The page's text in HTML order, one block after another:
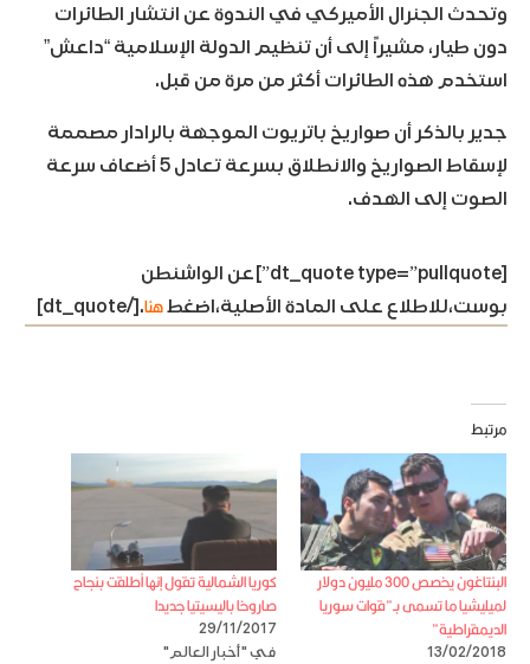
وتحدث الجنرال الأميركي في الندوة عن انتشار الطائرات
دون طيار، مشيراً إلى أن تنظيم الدولة الإسلامية “داعش”
استخدم هذه الطائرات أكثر من مرة من قبل.
جدير بالذكر أن صواريخ باتريوت الموجهة بالرادار مصممة
لإسقاط الصواريخ والانطلاق بسرعة تعادل 5 أضعاف سرعة
الصوت إلى الهدف.
[dt_quote type=”pullquote”]عن الواشنطن
بوست،للاطلاع على المادة الأصلية،اضغطهنا.[/dt_quote]
مرتبط
البنتاغون يخصص 300 مليون دولار
لميليشيا ما تسمى بـ”قوات سوريا
الديمقراطية”
13/02/2018
كوريا الشمالية تقول إنها أطلقت بنجاح
صاروخا باليسيتيا جديدا
29/11/2017
في "أخبار العالم"